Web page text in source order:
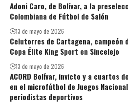
Adoni Caro, de Bolívar, a la
Colombiana de Fútbol de Salón
13 de mayo de 2026
Celutorres de Cartagena, campeón
Copa Élite King Sport en Sincelejo
13 de mayo de 2026
ACORD Bolívar, invicto y a cuartos
en el microfútbol de Juegos
periodistas deportivos